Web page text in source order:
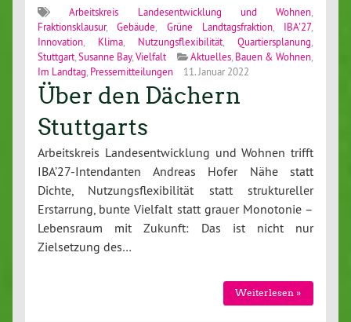
Arbeitskreis Landesentwicklung und Wohnen,
Fraktionsklausur,Gebäude, Grüne Landtagsfraktion, IBA'27,
Innovation, Klima, Nutzungsflexibilität, Quartiersplanung,
Stuttgart,Susanne Bay,Vielfalt Aktuelles, Bauen & Wohnen,
Im Landtag, Pressemitteilungen 11. Januar 2022
Über den Dächern
Stuttgarts
Arbeitskreis Landesentwicklung und Wohnen trifft
IBA’27-Intendanten Andreas Hofer Nähe statt
Dichte, Nutzungsflexibilität statt struktureller
Erstarrung, bunte Vielfalt statt grauer Monotonie –
Lebensraum mit Zukunft: Das ist nicht nur
Zielsetzung des…
Weiterlesen »